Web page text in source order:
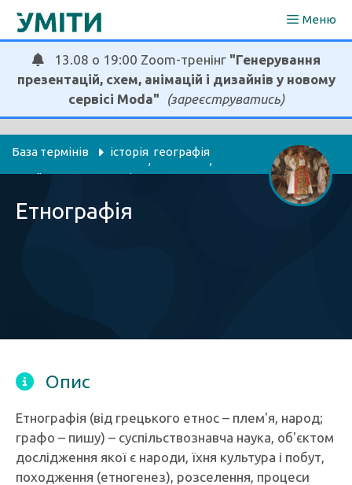
Перейти
Меню
13.08 о 19:00 Zoom-тренінг "Генерування
презентацій, схем, анімацій і дизайнів у новому
сервісі Moda"
(зареєструватись)
База термінів історія
,
географія
,
українська мова та література
Етнографія
Опис
Етнографія (від грецького етнос – плем'я, народ;
графо – пишу) – суспільствознавча наука, об'єктом
дослідження якої є народи, їхня культура і побут,
походження (етногенез), розселення, процеси